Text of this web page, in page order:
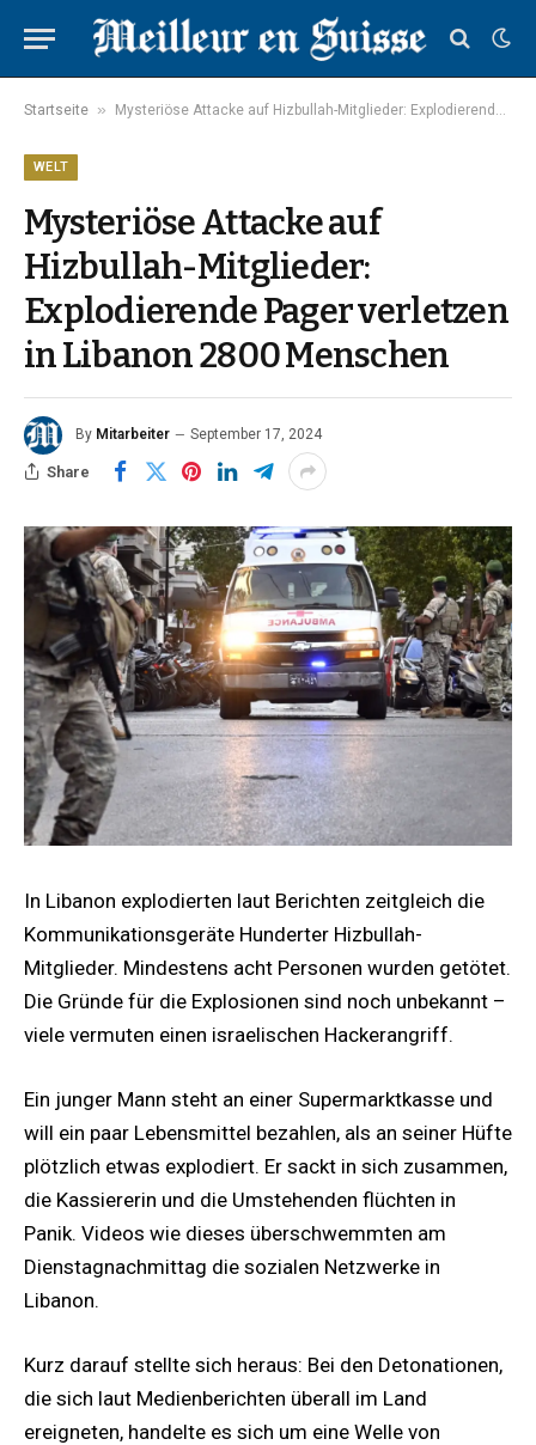
Startseite » Mysteriöse Attacke auf Hizbullah-Mitglieder: Explodierende Pager verletzen in Libanon 2800 Menschen
WELT
Mysteriöse Attacke auf
Hizbullah-Mitglieder:
Explodierende Pager verletzen
in Libanon 2800 Menschen
By Mitarbeiter September 17, 2024
Share
In Libanon explodierten laut Berichten zeitgleich die
Kommunikationsgeräte Hunderter Hizbullah-
Mitglieder. Mindestens acht Personen wurden getötet.
Die Gründe für die Explosionen sind noch unbekannt –
viele vermuten einen israelischen Hackerangriff.
Ein junger Mann steht an einer Supermarktkasse und
will ein paar Lebensmittel bezahlen, als an seiner Hüfte
plötzlich etwas explodiert. Er sackt in sich zusammen,
die Kassiererin und die Umstehenden flüchten in
Panik. Videos wie dieses überschwemmten am
Dienstagnachmittag die sozialen Netzwerke in
Libanon.
Kurz darauf stellte sich heraus: Bei den Detonationen,
die sich laut Medienberichten überall im Land
ereigneten, handelte es sich um eine Welle von